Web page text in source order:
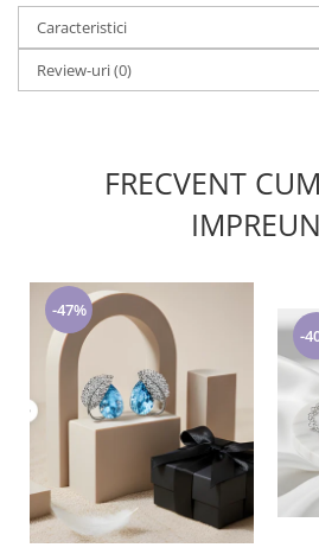
Caracteristici
Review-uri(0)
FRECVENT
-47%
-